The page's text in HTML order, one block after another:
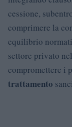
cessione,
comprimere la
equilibrio
settore privato
compromettere i
trattamento